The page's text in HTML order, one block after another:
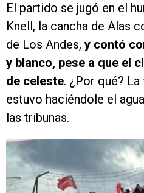
El partido se jugó en el
Knell, la cancha de Alas
de Los Andes, y contó
y blanco, pese a que el
de celeste. ¿Por qué?
estuvo haciéndole el
las tribunas.